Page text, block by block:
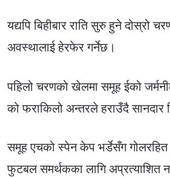
यद्यपि बिहीबार राति सुरु हुने दोस्रो
अवस्थालाई हेरफेर गर्नेछ।
पहिलो चरणको खेलमा समूह ईको
को फराकिलो अन्तरले हराउँदै सानदार
समूह एचको स्पेन केप भर्डेसँग गोलरहित
फुटबल समर्थकका लागि अप्रत्याशित